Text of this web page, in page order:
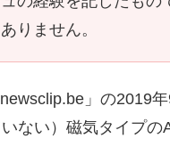
りません。
」の2019
ない）磁気タイプ